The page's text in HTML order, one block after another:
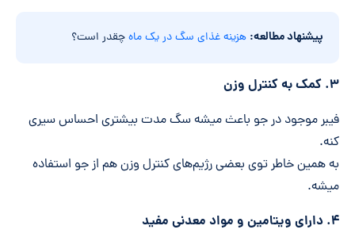
پیشنهاد مطالعه: هزینه غذای سگ در یک ماهچقدر است؟
۳. کمک به کنترل وزن
فیبر موجود در جو باعث میشه سگ مدت بیشتری احساس سیری
کنه.
به همین خاطر توی بعضی رژیم‌های کنترل وزن هم از جو استفاده
میشه.
۴. دارای ویتامین و مواد معدنی مفید